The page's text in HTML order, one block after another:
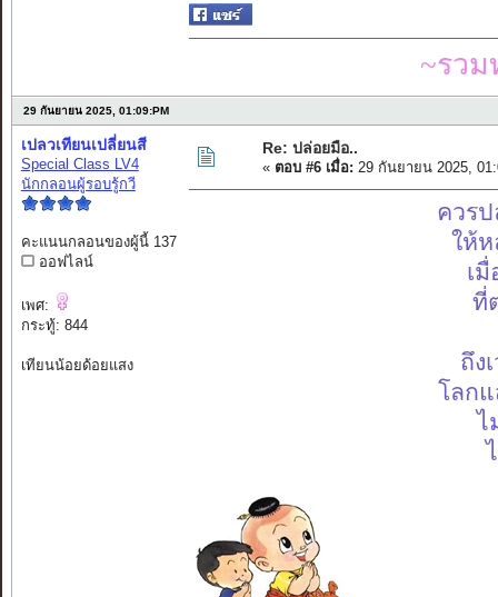
~รวม
29 กันยายน 2025, 01:09:PM
เปลวเทียนเปลี่ยนสี
Special Class LV4
นักกลอนผู้รอบรู้กวี
คะแนนกลอนของผู้นี้ 137
ออฟไลน์
เพศ:
กระทู้: 844
เทียนน้อยด้อยแสง
Re: ปล่อยมือ..
« ตอบ #6 เมื่อ: 29 กันยายน 2025,
ควร
ให้
เ
ที่
ถึง
โลกแ
ไ